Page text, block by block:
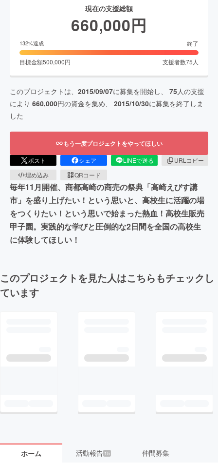
現在の支援総額
660,000円
132%達成 終了
目標金額500,000円 支援者数75 人
このプロジェクトは、 2015/09/07に募集を開始し、 75人の支援
により 660,000円の資金を集め、 2015/10/30に募集を終了しま
した
もう一度プロジェクトをやってほしい
ポスト シェア LINEで送る
URLコピー
埋め込み
QRコード
毎年11月開催、商都高崎の商売の祭典「高崎えびす講
市」を盛り上げたい！という思いと、高校生に活躍の場
をつくりたい！という思いで始まった熱血！高校生販売
甲子園。実践的な学びと圧倒的な2日間を全国の高校生
に体験してほしい！
このプロジェクトを見た人はこちらもチェックし
ています
ホーム 活動報告 15 仲間募集